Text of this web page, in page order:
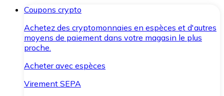
Coupons crypto
Achetez des cryptomonnaies en espèces et d'autres
moyens de paiement dans votre magasin le plus
proche.
Acheter avec espèces
Virement SEPA